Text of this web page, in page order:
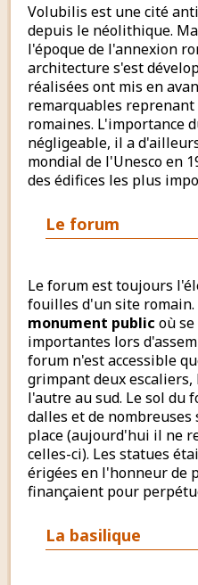
Volubilis est une cité
depuis le néolithique.
l'époque de l'annexion
architecture s'est
réalisées ont mis en
remarquables
romaines. L'importance
négligeable, il a
mondial de l'Unesco en
des édifices les plus
Le forum
Le forum est toujours
fouilles d'un site romain.
monument public où
importantes lors
forum n'est accessible
grimpant deux
l'autre au sud. Le sol du
dalles et de
place (aujourd'hui il ne
celles-ci). Les statues
érigées en l'honneur de
finançaient pour
La basilique